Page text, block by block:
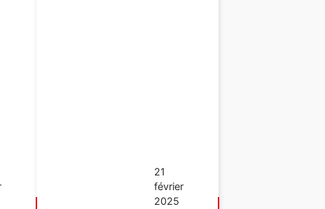
21
février
2025